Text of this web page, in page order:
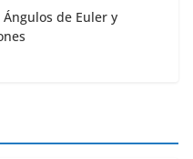
Ángulos de Euler y